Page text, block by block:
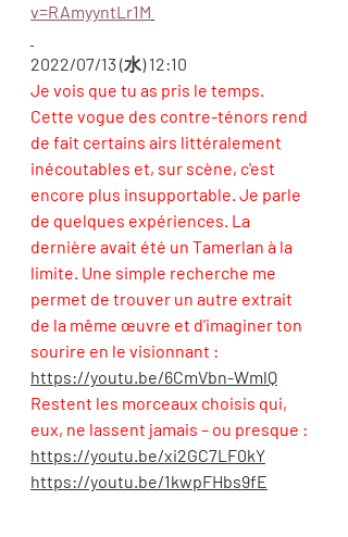
v=RAmyyntLr1M
2022/07/13 (水) 12:10
Je vois que tu as pris le temps.
Cette vogue des contre-ténors rend
de fait certains airs littéralement
inécoutables et, sur scène, c'est
encore plus insupportable. Je parle
de quelques expériences. La
dernière avait été un Tamerlan à la
limite. Une simple recherche me
permet de trouver un autre extrait
de la même œuvre et d'imaginer ton
sourire en le visionnant :
https://youtu.be/6CmVbn-WmlQ
Restent les morceaux choisis qui,
eux, ne lassent jamais – ou presque :
https://youtu.be/xi2GC7LF0kY
https://youtu.be/1kwpFHbs9fE